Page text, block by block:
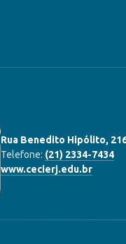
Rua Benedito Hipólito,
Telefone: (21) 2334-7434
www.cecierj.edu.br